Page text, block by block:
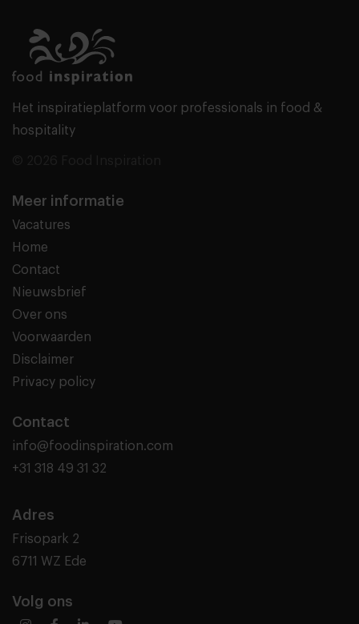
Het inspiratieplatform voor professionals in food &
hospitality
Meer informatie
Vacatures
Home
Contact
Nieuwsbrief
Over ons
Voorwaarden
Disclaimer
Privacy policy
Contact
info@foodinspiration.com
+31 318 49 31 32
Adres
Frisopark 2
6711 WZ Ede
Volg ons